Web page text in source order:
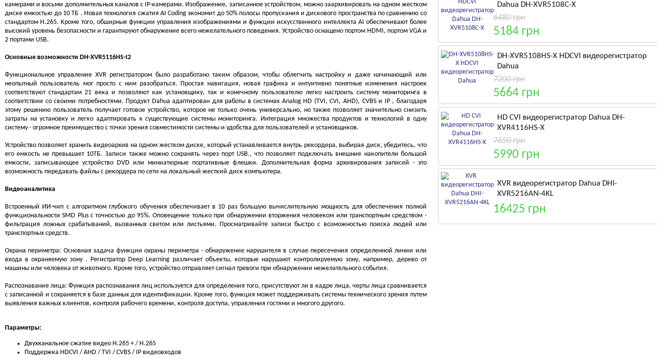
камерами и восьми дополнительных каналов с IP-камерами. Изображение, записанное устройством, можно заархивировать на одном жестком
диске емкостью до 10 ТБ . Новая технология сжатия AI Coding экономит до 50% полосы пропускания и дискового пространства по сравнению со
стандартом H.265. Кроме того, обширные функции управления изображениями и функции искусственного интеллекта AI обеспечивают более
высокий уровень безопасности и гарантируют обнаружение всего нежелательного поведения. Устройство оснащено портом HDMI, портом VGA и
2 портами USB.
Основные возможности DH-XVR5116HS-I2
Функциональное управление XVR регистратором было разработано таким образом, чтобы облегчить настройку и даже начинающий или
неопытный пользователь мог просто с ним разобраться. Простая навигация, новая графика и интуитивно понятные изменения настроек
соответствуют стандартам 21 века и позволяют как установщику, так и конечному пользователю легко настроить систему мониторинга в
соответствии со своими потребностями. Продукт Dahua адаптирован для работы в системах Analog HD (TVI, CVI, AHD), CVBS и IP , благодаря
этому решению пользователь получает готовое устройство, которое не только очень универсально, но также позволяет значительно снизить
затраты на установку и легко адаптировать к существующие системы мониторинга. Интеграция множества продуктов и технологий в одну
систему - огромное преимущество с точки зрения совместимости системы и удобства для пользователей и установщиков.
Устройство позволяет хранить видеоархив на одном жестком диске, который устанавливается внутрь рекордера, выбирая диск, убедитесь, что
его емкость не превышает 10ТБ. Записи также можно сохранять через порт USB., что позволяет подключать внешние накопители большой
емкости, записывающее устройство DVD или миниатюрные портативные флешки. Дополнительная форма архивирования записей - это
возможность передавать файлы с рекордера по сети на локальный жесткий диск компьютера.
Видеоаналитика
Встроенный ИИ-чип с алгоритмом глубокого обучения обеспечивает в 10 раз большую вычислительную мощность для обеспечения полной
функциональности SMD Plus с точностью до 95%. Оповещение только при обнаружении вторжения человеком или транспортным средством -
фильтрация ложных срабатываний, вызванных светом или листьями. Просматривайте записи быстро с возможностью поиска людей или
транспортных средств.
Охрана периметра: Основная задача функции охраны периметра - обнаружение нарушителя в случае пересечения определенной линии или
входа в охраняемую зону . Регистратор Deep Learning различает объекты, которые нарушают контролируемую зону, например, дерево от
машины или человека от животного. Кроме того, устройство отправляет сигнал тревоги при обнаружении нежелательного события.
Распознавание лица: Функция распознавания лиц используется для определения того, присутствуют ли в кадре лица, черты лица сравнивается
с записанной и сохраняется в базе данных для идентификации. Кроме того, функция может поддерживать системы технического зрения путем
выявления важных клиентов, контроля рабочего времени, контроля доступа, управления гостями и многого другого.
Параметры:
Двухканальное сжатие видео H.265 + / H.265
Поддержка HDCVI / AHD / TVI / CVBS / IP видеовходов
Dahua DH-XVR5108C-X
6480 грн
5184 грн
DH-XVR5108HS-X HDCVI видеорегистратор
Dahua
7200 грн
5664 грн
HD CVI видеорегистратор Dahua DH-
XVR4116HS-X
7650 грн
5990 грн
XVR видеорегистратор Dahua DHI-
XVR5216AN-4KL
16425 грн